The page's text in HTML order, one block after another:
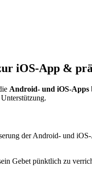
iOS-App &
Android- und iOS-Apps
der Android- und
Gebet pünktlich zu